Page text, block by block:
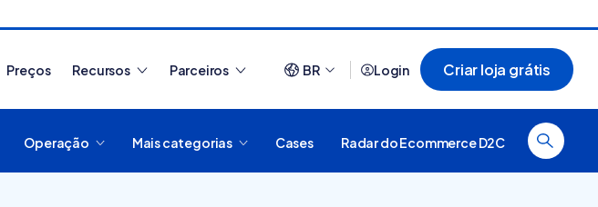
Preços Recursos Parceiros BR Login Criar loja grátis
Operação Mais categorias Cases Radar do Ecommerce D2C